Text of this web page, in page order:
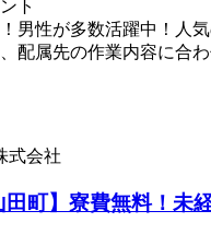
ト
男性が多数活躍中！人
配属先の作業内容に合
式会社
田町】寮費無料！未